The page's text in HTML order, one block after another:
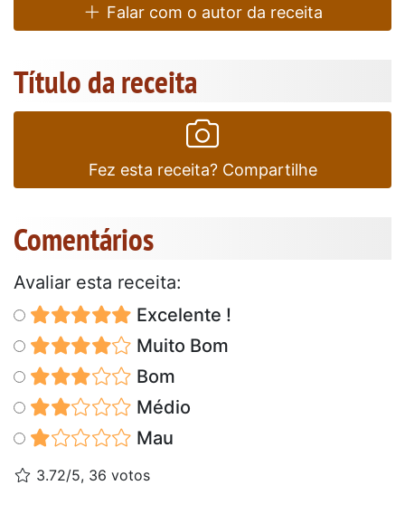
Falar com o autor da receita
Título da receita
Fez esta receita? Compartilhe
Comentários
Avaliar esta receita:
Excelente !
Muito Bom
Bom
Médio
Mau
3.72/5, 36 votos